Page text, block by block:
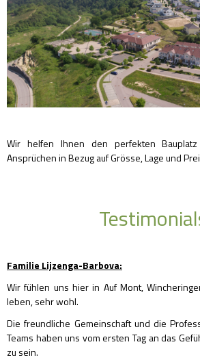
Wir helfen Ihnen den perfekten
Ansprüchen in Bezug auf Grösse, Lage und
Familie Lijzenga-Barbova:
Wir fühlen uns hier in Auf Mont,
leben, sehr wohl.
Die freundliche Gemeinschaft und die
Teams haben uns vom ersten Tag an das
zu sein.